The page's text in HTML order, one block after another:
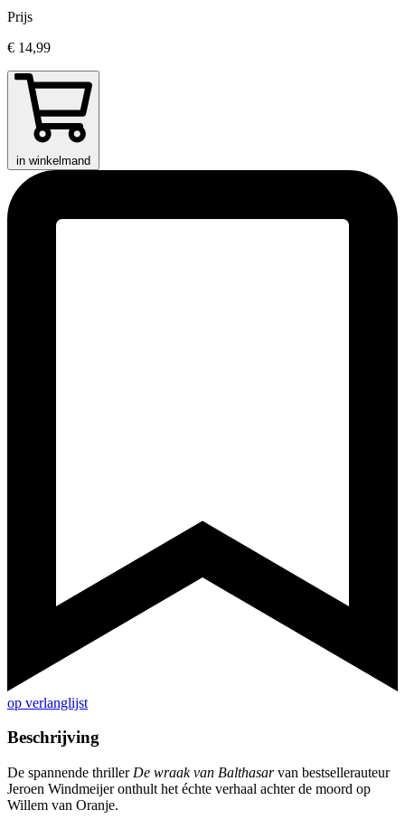
Prijs
€ 14,99
in winkelmand
op verlanglijst
Beschrijving
De spannende thriller De wraak van Balthasarvan bestsellerauteur
Jeroen Windmeijer onthult het échte verhaal achter de moord op
Willem van Oranje.